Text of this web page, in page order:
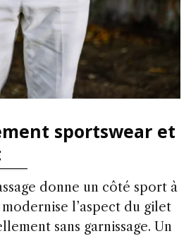
sportswear et
donne un côté sport à
l’aspect du gilet
sans garnissage. Un